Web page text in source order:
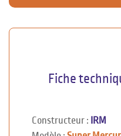
Fiche
Constructeur :
IRM